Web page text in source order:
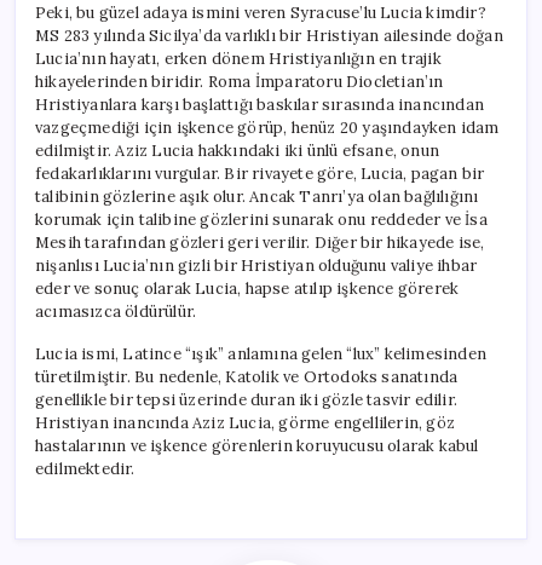
Peki, bu güzel adaya ismini veren Syracuse’lu Lucia kimdir?
MS 283 yılında Sicilya’da varlıklı bir Hristiyan ailesinde doğan
Lucia’nın hayatı, erken dönem Hristiyanlığın en trajik
hikayelerinden biridir. Roma İmparatoru Diocletian’ın
Hristiyanlara karşı başlattığı baskılar sırasında inancından
vazgeçmediği için işkence görüp, henüz 20 yaşındayken idam
edilmiştir. Aziz Lucia hakkındaki iki ünlü efsane, onun
fedakarlıklarını vurgular. Bir rivayete göre, Lucia, pagan bir
talibinin gözlerine aşık olur. Ancak Tanrı’ya olan bağlılığını
korumak için talibine gözlerini sunarak onu reddeder ve İsa
Mesih tarafından gözleri geri verilir. Diğer bir hikayede ise,
nişanlısı Lucia’nın gizli bir Hristiyan olduğunu valiye ihbar
eder ve sonuç olarak Lucia, hapse atılıp işkence görerek
acımasızca öldürülür.
Lucia ismi, Latince “ışık” anlamına gelen “lux” kelimesinden
türetilmiştir. Bu nedenle, Katolik ve Ortodoks sanatında
genellikle bir tepsi üzerinde duran iki gözle tasvir edilir.
Hristiyan inancında Aziz Lucia, görme engellilerin, göz
hastalarının ve işkence görenlerin koruyucusu olarak kabul
edilmektedir.